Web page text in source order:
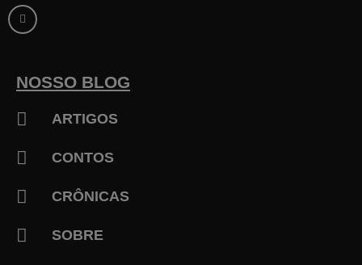
a
c
e
k
-
NOSSO BLOG
ARTIGOS
CONTOS
CRÔNICAS
SOBRE